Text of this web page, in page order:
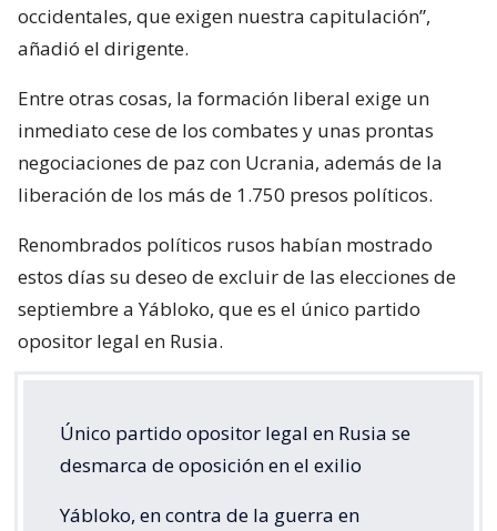
occidentales, que exigen nuestra capitulación”,
añadió el dirigente.
Entre otras cosas, la formación liberal exige un
inmediato cese de los combates y unas prontas
negociaciones de paz con Ucrania, además de la
liberación de los más de 1.750 presos políticos.
Renombrados políticos rusos habían mostrado
estos días su deseo de excluir de las elecciones de
septiembre a Yábloko, que es el único partido
opositor legal en Rusia.
Único partido opositor legal en Rusia se
desmarca de oposición en el exilio
Yábloko, en contra de la guerra en